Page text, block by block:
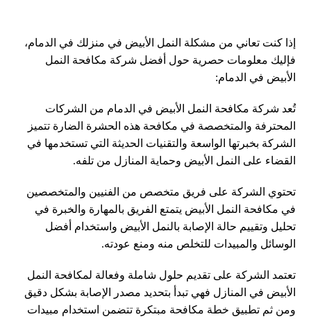
إذا كنت تعاني من مشكلة النمل الأبيض في منزلك في الدمام،
فإليك معلومات حصرية حول أفضل شركة مكافحة النمل
الأبيض في الدمام:
تُعد شركة مكافحة النمل الأبيض في الدمام من الشركات
المحترفة والمتخصصة في مكافحة هذه الحشرة الضارة تتميز
الشركة بخبرتها الواسعة والتقنيات الحديثة التي تستخدمها في
القضاء على النمل الأبيض وحماية المنازل من تلفه.
تحتوي الشركة على فريق متخصص من الفنيين والمتخصصين
في مكافحة النمل الأبيض يتمتع الفريق بالمهارة والخبرة في
تحليل وتقييم حالة الإصابة بالنمل الأبيض واستخدام أفضل
الوسائل والمبيدات للتخلص منه ومنع عودته.
تعتمد الشركة على تقديم حلول شاملة وفعالة لمكافحة النمل
الأبيض في المنازل فهي تبدأ بتحديد مصدر الإصابة بشكل دقيق
ومن ثم تطبيق خطة مكافحة مبتكرة تتضمن استخدام مبيدات